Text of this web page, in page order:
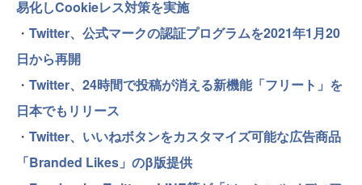
易化しCookieレス対策を実施
・ Twitter、公式マークの認証プログラムを2021年1月20
日から再開
・ Twitter、24時間で投稿が消える新機能「フリート」を
日本でもリリース
・ Twitter、いいねボタンをカスタマイズ可能な広告商品
「Branded Likes」のβ版提供